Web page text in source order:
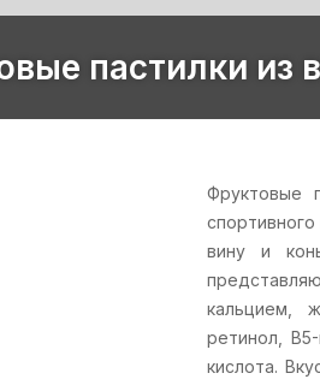
пастилки из
Фруктовые
вину и
кальцием,
ретинол,
кислота.